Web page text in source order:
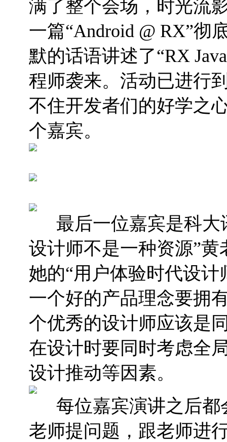
满了整个会场，时光流
一篇“Android @ RX”彻
默的话语讲述了“RX Java
程师袭来。 活动已进行
不住开发者们的好学之
个嘉宾。
最后一位嘉宾是科
设计师不是一种资源”
她的“用户体验时代设
一个好的产品理念要拥
个优秀的设计师应该是
在设计时要同时考虑全
设计推动等因素。
每位嘉宾演讲之后
老师提问题，跟老师进